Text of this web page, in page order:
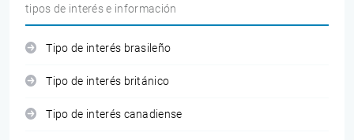
tipos de interés e información
Tipo de interés brasileño
Tipo de interés británico
Tipo de interés canadiense